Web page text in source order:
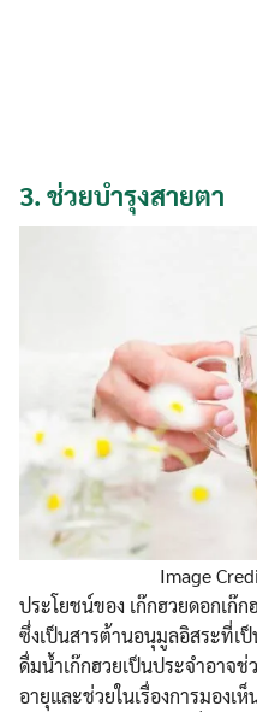
3. ช่วยบำรุงสายตา
Image
ประโยชน์ของ เก๊กฮวยดอกเ
ซึ่งเป็นสารต้านอนุมูลอิสระที่เ
ดื่มน้ำเก๊กฮวยเป็นประจำอาจ
อายุและช่วยในเรื่องการมองเ